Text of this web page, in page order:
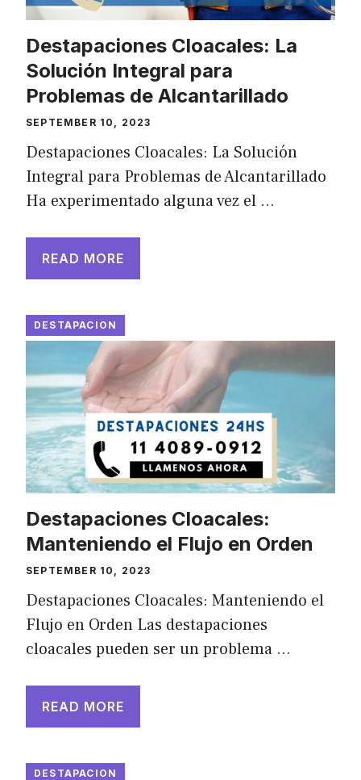
Destapaciones Cloacales: La
Solución Integral para
Problemas de Alcantarillado
SEPTEMBER 10, 2023
Destapaciones Cloacales: La Solución
Integral para Problemas de Alcantarillado
Ha experimentado alguna vez el …
READ MORE
DESTAPACION
Destapaciones Cloacales:
Manteniendo el Flujo en Orden
SEPTEMBER 10, 2023
Destapaciones Cloacales: Manteniendo el
Flujo en Orden Las destapaciones
cloacales pueden ser un problema …
READ MORE
DESTAPACION